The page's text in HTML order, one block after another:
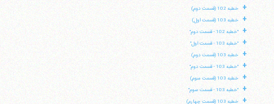
+ خطبه 102 (قسمت دوم)
+ خطبه 103 (قسمت اول)
+ "خطبه 102 - قسمت دوم"
+ "خطبه 103 - قسمت اول"
+ خطبه 103 (قسمت دوم)
+ "خطبه 103 - قسمت دوم"
+ خطبه 103 (قسمت سوم)
+ "خطبه 103 - قسمت سوم"
+ خطبه 103 (قسمت چهارم)